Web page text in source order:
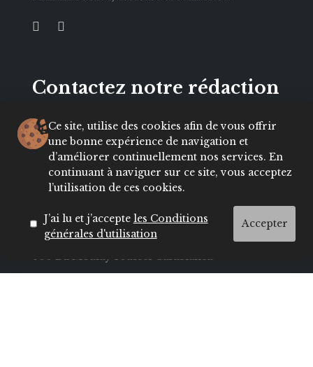
Ce site, utilise des cookies afin de vous offrir
une bonne expérience de navigation et
d’améliorer continuellement nos services. En
continuant à naviguer sur ce site, vous acceptez
l’utilisation de ces cookies.
J’ai lu et j’accepte les Conditions
générales d'utilisation
Accepter
Contactez notre rédaction
E-mail :
hello@insecret.ma / redaction@lecenacle.ma
Demande de collaboration :
sales@nelio.ma
+212 5 22 20 44/ 04 / 41/ 49
ADRESSE :
600 Bd Moulay Youssef Casablanca